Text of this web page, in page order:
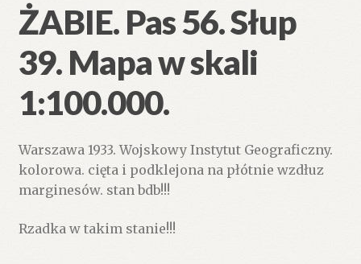
ŻABIE. Pas 56. Słup
39. Mapa w skali
1:100.000.
Warszawa 1933. Wojskowy Instytut Geograficzny.
kolorowa. cięta i podklejona na płótnie wzdłuz
marginesów. stan bdb!!!
Rzadka w takim stanie!!!